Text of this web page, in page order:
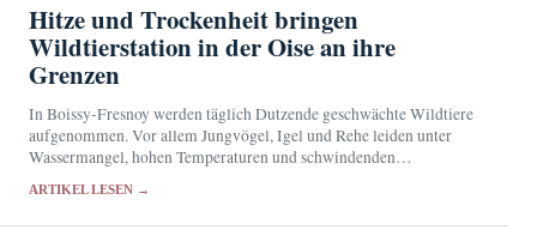
Hitze und Trockenheit bringen
Wildtierstation in der Oise an ihre
Grenzen
In Boissy-Fresnoy werden täglich Dutzende geschwächte Wildtiere
aufgenommen. Vor allem Jungvögel, Igel und Rehe leiden unter
Wassermangel, hohen Temperaturen und schwindenden
ARTIKEL LESEN →